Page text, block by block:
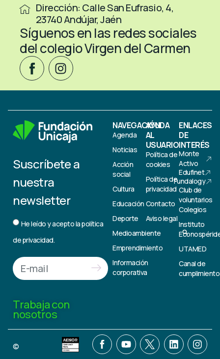
Dirección: Calle San Eufrasio, 4,
23740 Andújar, Jaén
Síguenos en las redes sociales
del colegio Virgen del Carmen
Suscríbete a
nuestra
newsletter
He leído y acepto lapolítica
de privacidad.
Trabaja con
nosotros
NAVEGACIÓN
Agenda
Noticias
Acción
social
Cultura
Educación
Deporte
Medioambiente
Emprendimiento
Información
corporativa
AYUDA
AL
USUARIO
Política de
cookies
Política de
privacidad
Contacto
Aviso legal
ENLACES
DE
INTERÉS
Monte
Activo
Edufinet
Fundalogy
Club de
voluntarios
Colegios
Instituto
UTAMED
Canal de
cumplimiento
©